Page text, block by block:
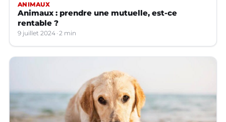
ANIMAUX
Animaux : prendre une mutuelle, est-ce
rentable ?
9 juillet 2024 2 min